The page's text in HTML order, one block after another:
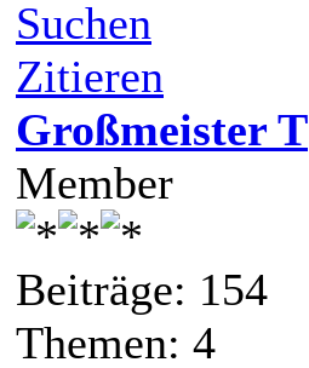
Suchen
Zitieren
Großmeister T
Member
Beiträge: 154
Themen: 4